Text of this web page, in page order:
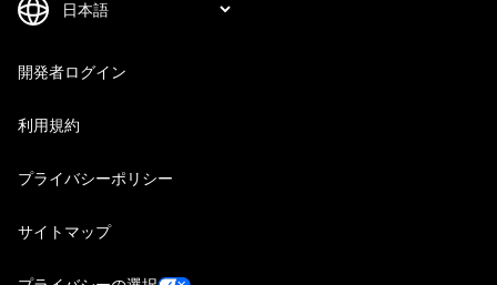
開発者ログイン
利用規約
プライバシーポリシー
サイトマップ